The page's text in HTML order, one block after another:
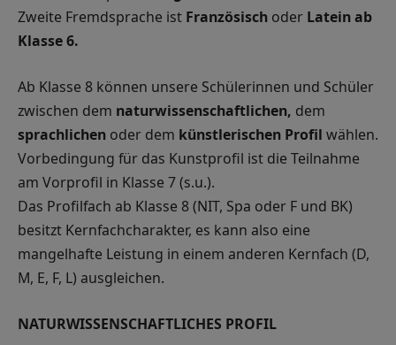
Zweite Fremdsprache ist Französisch oder Latein ab
Klasse 6.
Ab Klasse 8 können unsere Schülerinnen und Schüler
zwischen dem naturwissenschaftlichen, dem
sprachlichen oder dem künstlerischen Profil wählen.
Vorbedingung für das Kunstprofil ist die Teilnahme
am Vorprofil in Klasse 7 (s.u.).
Das Profilfach ab Klasse 8 (NIT, Spa oder F und BK)
besitzt Kernfachcharakter, es kann also eine
mangelhafte Leistung in einem anderen Kernfach (D,
M, E, F, L) ausgleichen.
NATURWISSENSCHAFTLICHES PROFIL